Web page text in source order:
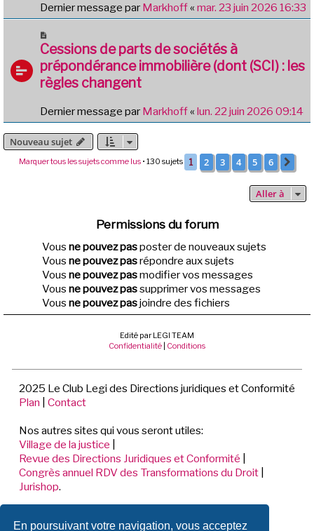
En poursuivant votre navigation, vous acceptez
Dernier message par Markhoff« mar. 23 juin 2026 16:33
Cessions de parts de sociétés à
prépondérance immobilière (dont (SCI) : les
règles changent
Dernier message par Markhoff« lun. 22 juin 2026 09:14
Nouveau sujet
Marquer tous les sujets comme lus• 130 sujets 1 2 3 4 5 6
Aller à
Permissions du forum
Vous ne pouvez pasposter de nouveaux sujets
Vous ne pouvez pasrépondre aux sujets
Vous ne pouvez pasmodifier vos messages
Vous ne pouvez passupprimer vos messages
Vous ne pouvez pasjoindre des fichiers
Edité par LEGI TEAM
Confidentialité Conditions
2025 Le Club Legi des Directions juridiques et Conformité
Plan
Contact
Nos autres sites qui vous seront utiles:
Village de la justice
Revue des Directions Juridiques et Conformité
Congrès annuel RDV des Transformations du Droit
Jurishop.